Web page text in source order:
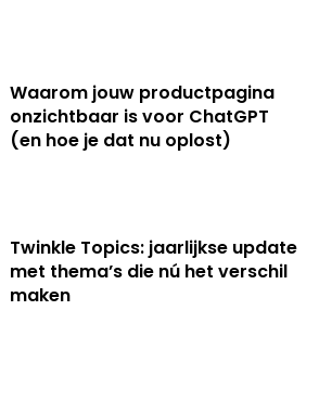
Waarom jouw productpagina
onzichtbaar is voor ChatGPT
(en hoe je dat nu oplost)
Twinkle Topics: jaarlijkse update
met thema’s die nú het verschil
maken